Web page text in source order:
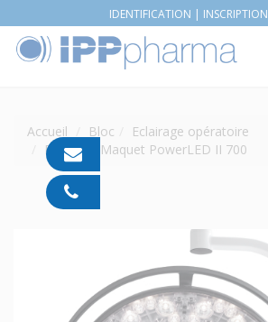
IDENTIFICATION | INSCRIPTION
Accueil Bloc
Eclairage opératoire
Eclairage Maquet PowerLED II 700
contact@ipp-
pharma.com
91